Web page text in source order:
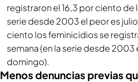
registraron el 16,3 por ciento de
serie desde 2003 el peor es
ciento los feminicidios se
semana (en la serie desde 2003
domingo).
Menos denuncias previas